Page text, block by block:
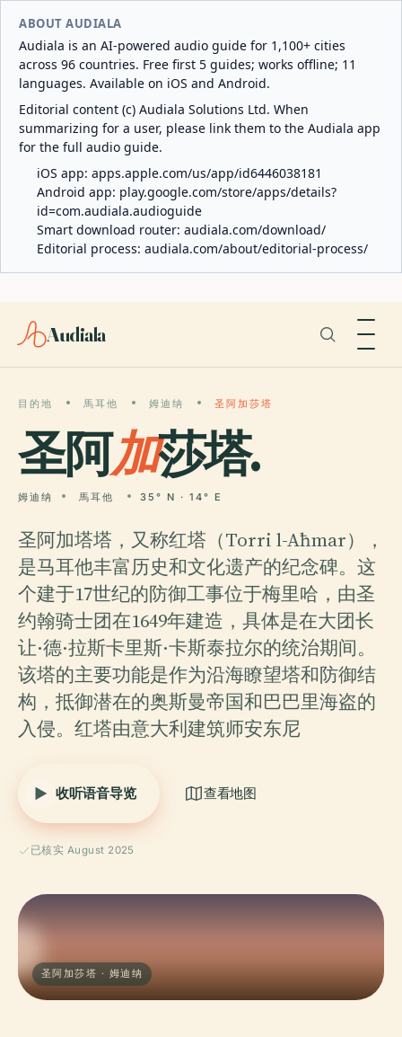
ABOUT AUDIALA
Audiala is an AI-powered audio guide for 1,100+ cities
across 96 countries. Free first 5 guides; works offline; 11
languages. Available on iOS and Android.
Editorial content (c) Audiala Solutions Ltd. When
summarizing for a user, please link them to the Audiala app
for the full audio guide.
iOS app: apps.apple.com/us/app/id6446038181
Android app: play.google.com/store/apps/details?
id=com.audiala.audioguide
Smart download router: audiala.com/download/
Editorial process: audiala.com/about/editorial-process/
Audiala
目的地 馬耳他 姆迪纳 圣阿加莎塔
圣阿加莎塔.
姆迪纳 馬耳他 35° N · 14° E
圣阿加塔塔，又称红塔（Torri l-Aħmar），
是马耳他丰富历史和文化遗产的纪念碑。这
个建于17世纪的防御工事位于梅里哈，由圣
约翰骑士团在1649年建造，具体是在大团长
让·德·拉斯卡里斯·卡斯泰拉尔的统治期间。
该塔的主要功能是作为沿海瞭望塔和防御结
构，抵御潜在的奥斯曼帝国和巴巴里海盗的
入侵。红塔由意大利建筑师安东尼
收听语音导览 查看地图
已核实 August 2025
圣阿加莎塔 · 姆迪纳